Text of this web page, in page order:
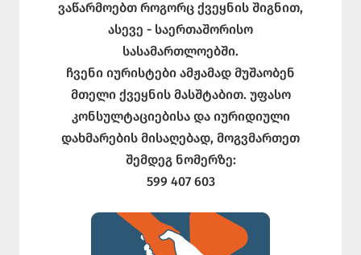
ვაწარმოებთ როგორც ქვეყნის შიგნით,
ასევე - საერთაშორისო
სასამართლოებში.
ჩვენი იურისტები ამჟამად მუშაობენ
მთელი ქვეყნის მასშტაბით. უფასო
კონსულტაციებისა და იურიდიული
დახმარების მისაღებად, მოგვმართეთ
შემდეგ ნომერზე:
599 407 603